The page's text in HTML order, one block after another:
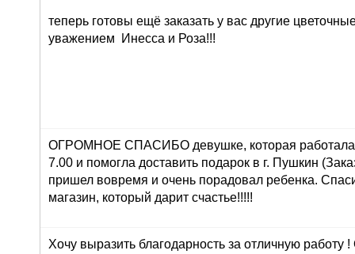
теперь готовы ещё заказать у вас другие
уважением Инесса и Роза!!!
ОГРОМНОЕ СПАСИБО девушке, которая работала
7.00 и помогла доставить подарок в г. Пушкин
пришел вовремя и очень порадовал ребенка.
магазин, который дарит счастье!!!!!
Хочу выразить благодарность за отличную работу